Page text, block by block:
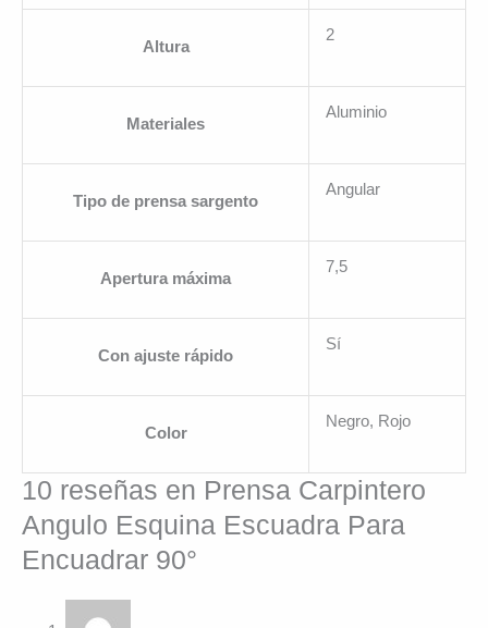
Altura
2
Materiales
Aluminio
Tipo de prensa sargento
Angular
Apertura máxima
7,5
Con ajuste rápido
Sí
Color
Negro, Rojo
10 reseñas en Prensa Carpintero
Angulo Esquina Escuadra Para
Encuadrar 90°